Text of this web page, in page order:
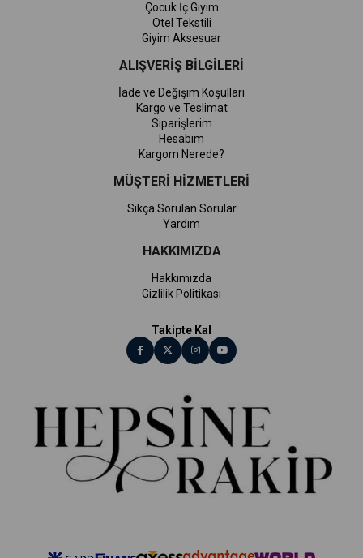
Çocuk İç Giyim
Otel Tekstili
Giyim Aksesuar
ALIŞVERİŞ BİLGİLERİ
İade ve Değişim Koşulları
Kargo ve Teslimat
Siparişlerim
Hesabım
Kargom Nerede?
MÜŞTERİ HİZMETLERİ
Sıkça Sorulan Sorular
Yardım
HAKKIMIZDA
Hakkımızda
Gizlilik Politikası
Takipte Kal